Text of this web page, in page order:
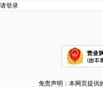
请登录
免责声明：本网页提供